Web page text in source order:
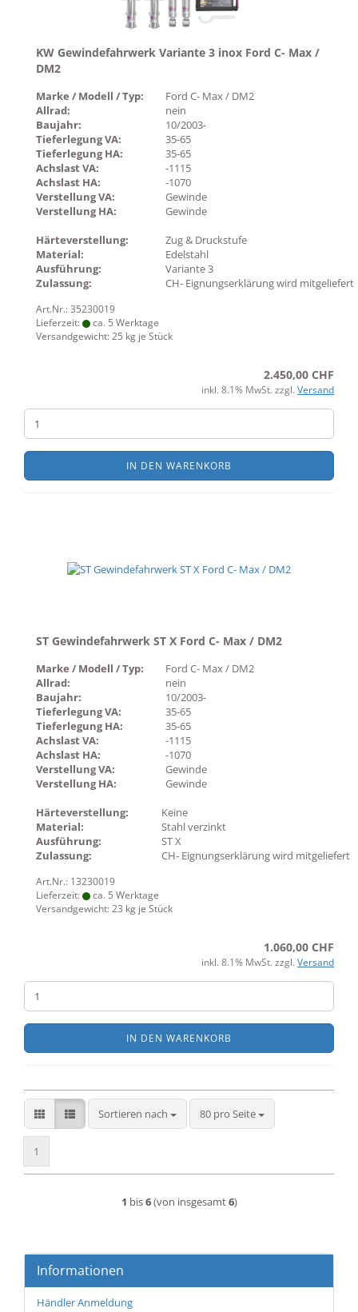
KW Gewindefahrwerk Variante 3 inox Ford C- Max /
DM2
Marke / Modell / Typ:
Ford C- Max / DM2
Allrad:
nein
Baujahr:
10/2003-
Tieferlegung VA:
35-65
Tieferlegung HA:
35-65
Achslast VA:
-1115
Achslast HA:
-1070
Verstellung VA:
Gewinde
Verstellung HA:
Gewinde
Härteverstellung:
Zug & Druckstufe
Material:
Edelstahl
Ausführung:
Variante 3
Zulassung:
CH- Eignungserklärung wird mitgeliefert
Art.Nr.: 35230019
Lieferzeit:
ca. 5 Werktage
Versandgewicht:25 kg je Stück
2.450,00 CHF
inkl. 8.1% MwSt. zzgl. Versand
IN DEN WARENKORB
ST Gewindefahrwerk ST X Ford C- Max / DM2
Marke / Modell / Typ:
Ford C- Max / DM2
Allrad:
nein
Baujahr:
10/2003-
Tieferlegung VA:
35-65
Tieferlegung HA:
35-65
Achslast VA:
-1115
Achslast HA:
-1070
Verstellung VA:
Gewinde
Verstellung HA:
Gewinde
Härteverstellung:
Keine
Material:
Stahl verzinkt
Ausführung:
ST X
Zulassung:
CH- Eignungserklärung wird mitgeliefert
Art.Nr.: 13230019
Lieferzeit:
ca. 5 Werktage
Versandgewicht:23 kg je Stück
1.060,00 CHF
inkl. 8.1% MwSt. zzgl. Versand
IN DEN WARENKORB
Sortieren nach
Sortieren nach 80 pro Seite
pro Seite
1
1 bis6(von insgesamt6)
Informationen
Händler Anmeldung